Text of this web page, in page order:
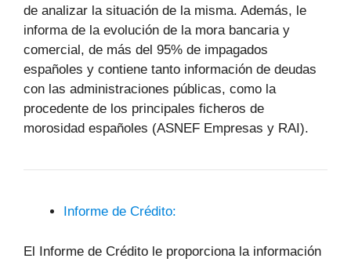
de analizar la situación de la misma. Además, le
informa de la evolución de la mora bancaria y
comercial, de más del 95% de impagados
españoles y contiene tanto información de deudas
con las administraciones públicas, como la
procedente de los principales ficheros de
morosidad españoles (ASNEF Empresas y RAI).
Informe de Crédito:
El Informe de Crédito le proporciona la información